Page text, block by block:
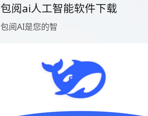
包阅ai人工智能软件下载
包阅AI是您的智